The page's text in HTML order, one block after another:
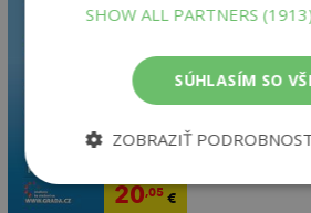
20,05€
SHOW ALL PARTNERS
SÚHLASÍM SO
ZOBRAZIŤ